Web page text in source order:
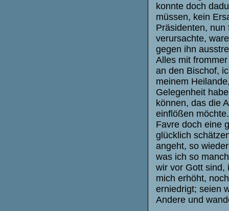
konnte doch
müssen, kein
Präsidenten,
verursachte,
gegen ihn
Alles mit
an den Bischof,
meinem
Gelegenheit
können, das die
einflößen
Favre doch eine
glücklich
angeht, so
was ich so
wir vor Gott sind,
mich erhöht,
erniedrigt; seien
Andere und